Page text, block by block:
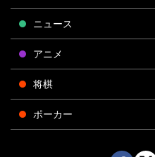
ニュース
アニメ
将棋
ポーカー